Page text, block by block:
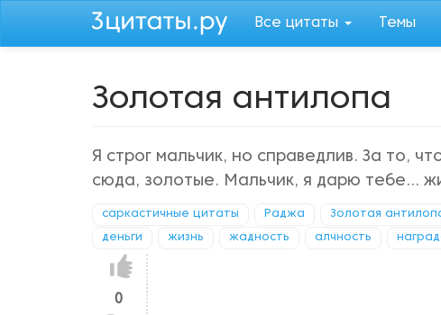
Все цитаты Темы
Золотая антилопа
Я строг мальчик, но справедлив. За то,
сюда, золотые. Мальчик, я дарю тебе...
саркастичные цитаты Раджа Золотая
деньги жизнь жадность алчность
Нравится!
0